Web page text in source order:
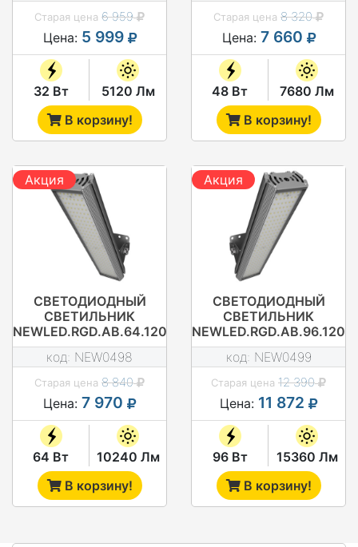
Старая цена 6 959
Цена: 5 999
32 Вт
5120 Лм
В корзину!
Старая цена 8 320
Цена: 7 660
48 Вт
7680 Лм
В корзину!
Акция
СВЕТОДИОДНЫЙ
СВЕТИЛЬНИК
NEWLED.RGD.AB.64.120.5K.IP67
код: NEW0498
Старая цена 8 840
Цена: 7 970
64 Вт
10240 Лм
В корзину!
Акция
СВЕТОДИОДНЫЙ
СВЕТИЛЬНИК
код: NEW0499
Старая цена 12 390
Цена: 11 872
96 Вт
15360 Лм
В корзину!